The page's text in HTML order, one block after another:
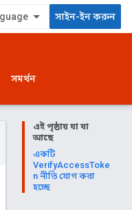
সাইন-ইন করুন
সমর্থন
এই পৃষ্ঠায় যা যা
আছে
একটি
VerifyAccessToke
n নীতি যোগ করা
হচ্ছে